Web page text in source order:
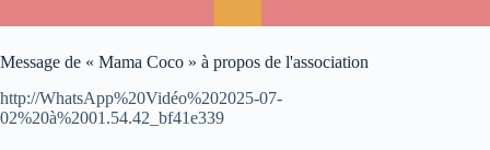
Message de « Mama Coco » à propos de l'association
http://WhatsApp%20Vidéo%202025-07-
02%20à%2001.54.42_bf41e339